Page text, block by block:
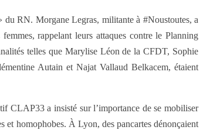
du RN. Morgane Legras, militante à #Noustoutes, a
rappelant leurs attaques contre le Planning
telles que Marylise Léon de la CFDT, Sophie
Autain et Najat Vallaud Belkacem, étaient
CLAP33 a insisté sur l’importance de se mobiliser
et homophobes. À Lyon, des pancartes dénonçaient